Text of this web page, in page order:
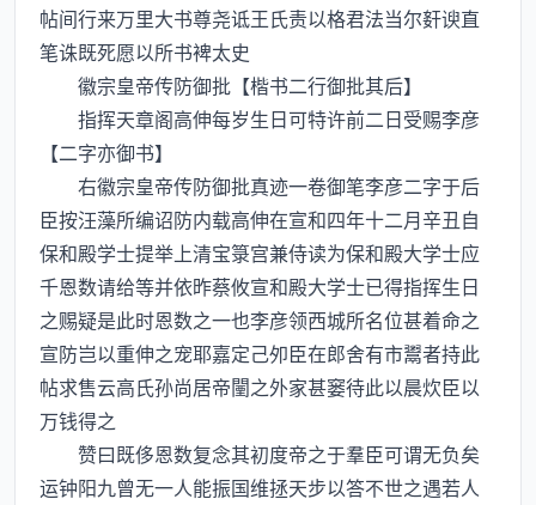
帖间行来万里大书尊尧诋王氏责以格君法当尔姧谀直
笔诛既死愿以所书裨太史
徽宗皇帝传防御批【楷书二行御批其后】
指挥天章阁高伸每岁生日可特许前二日受赐李彦
【二字亦御书】
右徽宗皇帝传防御批真迹一卷御笔李彦二字于后
臣按汪藻所编诏防内载高伸在宣和四年十二月辛丑自
保和殿学士提举上清宝箓宫兼侍读为保和殿大学士应
千恩数请给等并依昨蔡攸宣和殿大学士已得指挥生日
之赐疑是此时恩数之一也李彦领西城所名位甚着命之
宣防岂以重伸之宠耶嘉定己夘臣在郎舍有市鬻者持此
帖求售云高氏孙尚居帝闉之外家甚窭待此以晨炊臣以
万钱得之
赞曰既侈恩数复念其初度帝之于羣臣可谓无负矣
运钟阳九曾无一人能振国维拯天步以答不世之遇若人